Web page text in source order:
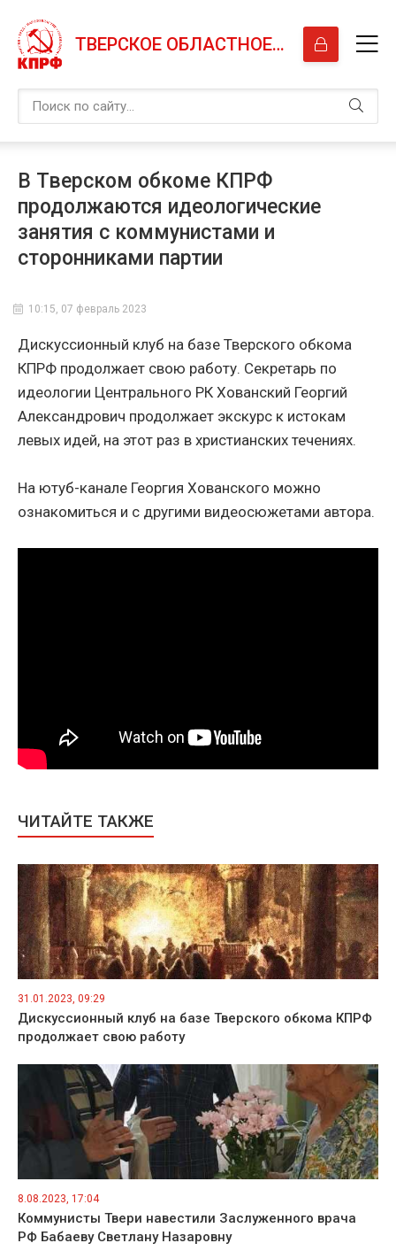
ТВЕРСКОЕ ОБЛАСТНОЕ ОТДЕЛЕНИЕ КПРФ
В Тверском обкоме КПРФ
продолжаются идеологические
занятия с коммунистами и
сторонниками партии
10:15, 07 февраль 2023
Дискуссионный клуб на базе Тверского обкома
КПРФ продолжает свою работу. Секретарь по
идеологии Центрального РК Хованский Георгий
Александрович продолжает экскурс к истокам
левых идей, на этот раз в христианских течениях.
На ютуб-канале Георгия Хованского можно
ознакомиться и с другими видеосюжетами автора.
ЧИТАЙТЕ ТАКЖЕ
31.01.2023, 09:29
Дискуссионный клуб на базе Тверского обкома КПРФ
продолжает свою работу
8.08.2023, 17:04
Коммунисты Твери навестили Заслуженного врача
РФ Бабаеву Светлану Назаровну